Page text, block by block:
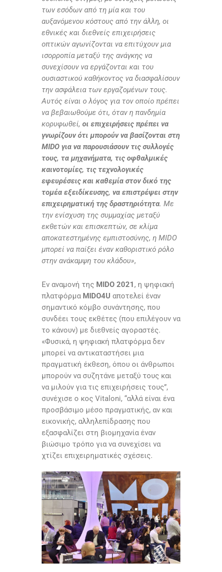
των εσόδων από τη μία και του
αυξανόμενου κόστους από την άλλη, οι
εθνικές και διεθνείς επιχειρήσεις
οπτικών αγωνίζονται να επιτύχουν μια
ισορροπία μεταξύ της ανάγκης να
συνεχίσουν να εργάζονται και του
ουσιαστικού καθήκοντος να διασφαλίσουν
την ασφάλεια των εργαζομένων τους.
Αυτός είναι ο λόγος για τον οποίο πρέπει
να βεβαιωθούμε ότι, όταν η πανδημία
κορυφωθεί, οι επιχειρήσεις πρέπει να
γνωρίζουν ότι μπορούν να βασίζονται στη
MIDO για να παρουσιάσουν τις συλλογές
τους, τα μηχανήματα, τις οφθαλμικές
καινοτομίες, τις τεχνολογικές
εφευρέσεις και καθεμία στον δικό της
τομέα εξειδίκευσης, να επιστρέψει στην
επιχειρηματική της δραστηριότητα. Με
την ενίσχυση της συμμαχίας μεταξύ
εκθετών και επισκεπτών, σε κλίμα
αποκατεστημένης εμπιστοσύνης, η MIDO
μπορεί να παίξει έναν καθοριστικό ρόλο
στην ανάκαμψη του κλάδου»,
Εν αναμονή της MIDO 2021 , η ψηφιακή
πλατφόρμα MIDO4U αποτελεί έναν
σημαντικό κόμβο συνάντησης, που
συνδέει τους εκθέτες (που επιλέγουν να
το κάνουν) με διεθνείς αγοραστές.
«Φυσικά, η ψηφιακή πλατφόρμα δεν
μπορεί να αντικαταστήσει μια
πραγματική έκθεση, όπου οι άνθρωποι
μπορούν να συζητάνε μεταξύ τους και
να μιλούν για τις επιχειρήσεις τους”,
συνέχισε ο κος Vitaloni, “αλλά είναι ένα
προσβάσιμο μέσο πραγματικής, αν και
εικονικής, αλληλεπίδρασης που
εξασφαλίζει στη βιομηχανία έναν
βιώσιμο τρόπο για να συνεχίσει να
χτίζει επιχειρηματικές σχέσεις.